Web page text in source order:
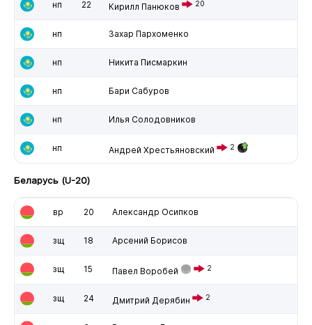
нп 22 Кирилл Панюков 20
нп Захар Пархоменко
нп Никита Писмаркин
нп Бари Сабуров
нп Илья Солодовников
нп Андрей Хрестьяновский 2
Беларусь (U-20)
вр 20 Александр Осипков
зщ 18 Арсений Борисов
зщ 15 Павел Воробей 2
зщ 24 Дмитрий Дерябин 2